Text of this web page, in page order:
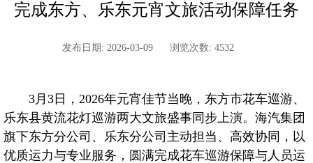
组织
行业
媒体
完成东方、乐东元宵文旅活动保障任务
发布日期: 2026-03-09 浏览次数: 4532
3月3日，2026年元宵佳节当晚，东方市花车巡游、
乐东县黄流花灯巡游两大文旅盛事同步上演。海汽集团
旗下东方分公司、乐东分公司主动担当、高效协同，以
优质运力与专业服务，圆满完成花车巡游保障与人员运